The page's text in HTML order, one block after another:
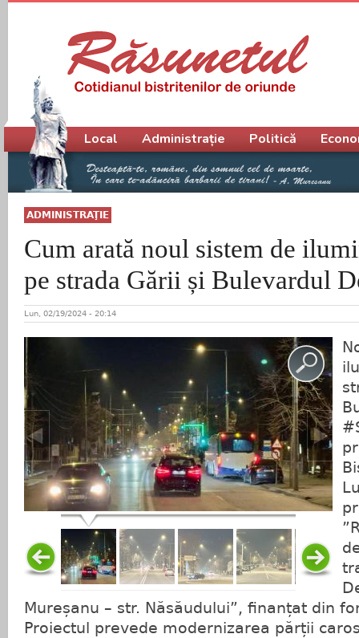
ADMINISTRAŢIE
Cum arată noul sistem de
pe strada Gării și Bulevardul
Lun, 02/19/2024 - 20:14
Mureșanu – str. Năsăudului”, finanțat din
Proiectul prevede modernizarea părții
Meniu principal
Local Administrație Politică